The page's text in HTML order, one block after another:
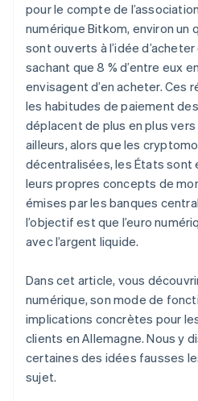
pour le compte de
numérique Bitkom, environ un
sont ouverts à l’idée
sachant que 8 % d’entre eux
envisagent d’en acheter. Ces
les habitudes de paiement
déplacent de plus en plus
ailleurs, alors que les
décentralisées, les États sont
leurs propres concepts de
émises par les banques
l’objectif est que l’euro
avec l’argent liquide.
Dans cet article, vous
numérique, son mode de
implications concrètes pour
clients en Allemagne. Nous y
certaines des idées fausses
sujet.